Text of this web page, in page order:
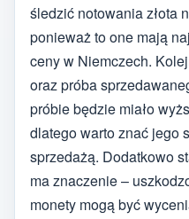
śledzić notowania złota
ponieważ to one mają
ceny w Niemczech.
oraz próba
próbie będzie miało
dlatego warto znać jego
sprzedażą. Dodatkowo
ma znaczenie –
monety mogą być